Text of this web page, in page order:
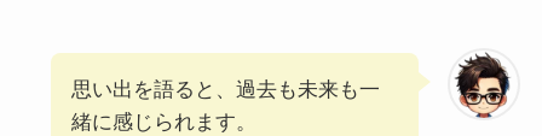
思い出を語ると、過去も未来も一
緒に感じられます。